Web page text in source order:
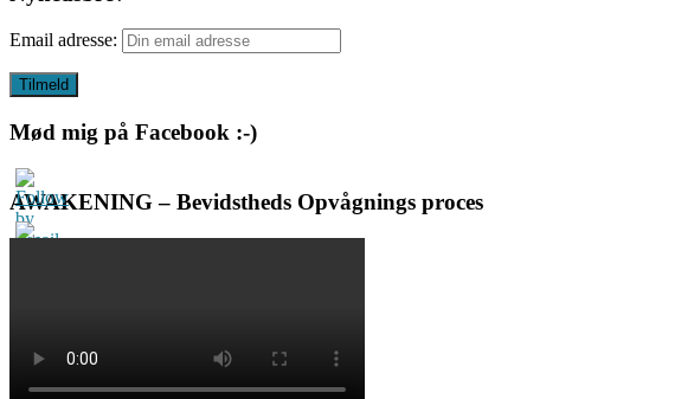
Email adresse:
Mød mig på Facebook :-)
AWAKENING – Bevidstheds Opvågnings proces